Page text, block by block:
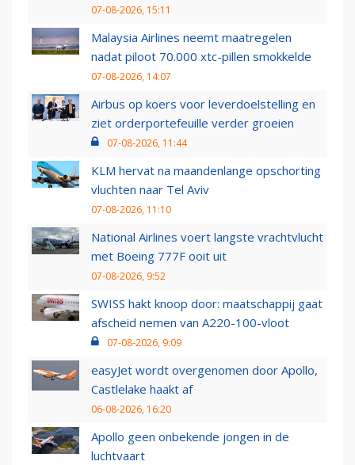
07-08-2026, 15:11
Malaysia Airlines neemt maatregelen
nadat piloot 70.000 xtc-pillen smokkelde
07-08-2026, 14:07
Airbus op koers voor leverdoelstelling en
ziet orderportefeuille verder groeien
07-08-2026, 11:44
KLM hervat na maandenlange opschorting
vluchten naar Tel Aviv
07-08-2026, 11:10
National Airlines voert langste vrachtvlucht
met Boeing 777F ooit uit
07-08-2026, 9:52
SWISS hakt knoop door: maatschappij gaat
afscheid nemen van A220-100-vloot
07-08-2026, 9:09
easyJet wordt overgenomen door Apollo,
Castlelake haakt af
06-08-2026, 16:20
Apollo geen onbekende jongen in de
luchtvaart